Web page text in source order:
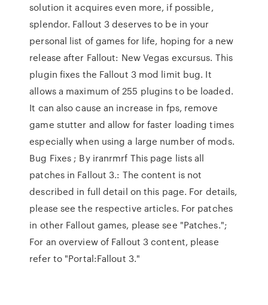
solution it acquires even more, if possible,
splendor. Fallout 3 deserves to be in your
personal list of games for life, hoping for a new
release after Fallout: New Vegas excursus. This
plugin fixes the Fallout 3 mod limit bug. It
allows a maximum of 255 plugins to be loaded.
It can also cause an increase in fps, remove
game stutter and allow for faster loading times
especially when using a large number of mods.
Bug Fixes ; By iranrmrf This page lists all
patches in Fallout 3.: The content is not
described in full detail on this page. For details,
please see the respective articles. For patches
in other Fallout games, please see "Patches.";
For an overview of Fallout 3 content, please
refer to "Portal:Fallout 3."